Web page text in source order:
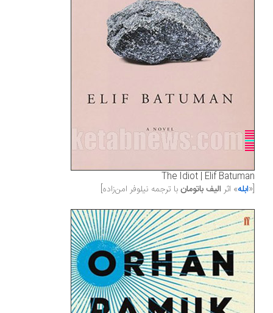
The Idiot | Elif Batuman
[«ابله» اثر الیف باتومانبا ترجمه نیلوفر امن‌زاده]